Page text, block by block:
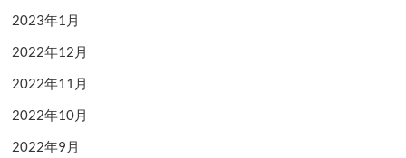
2023年1月
2022年12月
2022年11月
2022年10月
2022年9月